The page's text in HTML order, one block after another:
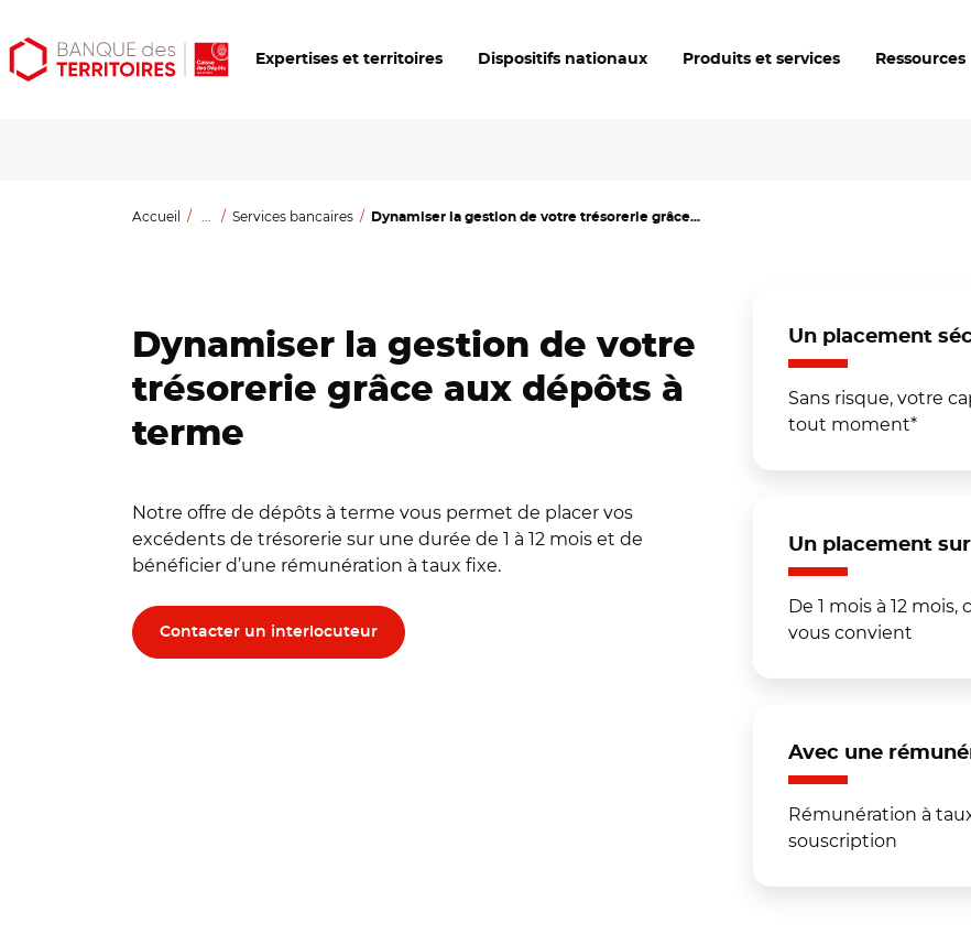
Aller
au
Aller
au
Ouvrir
les
Expertises et territoires Dispositifs nationaux Produits et services Ressources
Accueil ... Services bancaires Dynamiser la gestion de votre trésorerie grâce...
Dynamiser la gestion de votre
trésorerie grâce aux dépôts à
terme
Notre offre de dépôts à terme vous permet de placer vos
excédents de trésorerie sur une durée de 1 à 12 mois et de
bénéficier d’une rémunération à taux fixe.
Contacter un interlocuteur
Un placement
Sans risque, votre
tout moment*
Un placement
De 1 mois à 12
vous convient
Avec une
Rémunération à
souscription